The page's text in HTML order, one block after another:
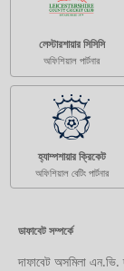
লেস্টারশায়ার সিসিসি
অফিশিয়াল পার্টনার
হ্যাম্পশায়ার ক্রিকেট
অফিশিয়াল বেটিং পার্টনার
ডাফাবেট সম্পর্কে
দাফাবেট অসমিলা এন.ভি.